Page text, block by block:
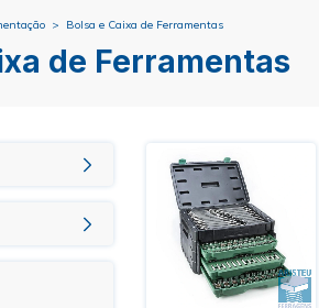
> Bolsa e Caixa de Ferramentas
de Ferramentas